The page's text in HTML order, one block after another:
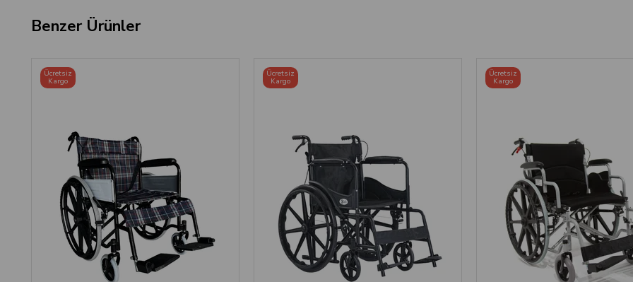
Benzer Ürünler
Ücretsiz
Kargo
Ücretsiz
Kargo
Ücretsiz
Kargo